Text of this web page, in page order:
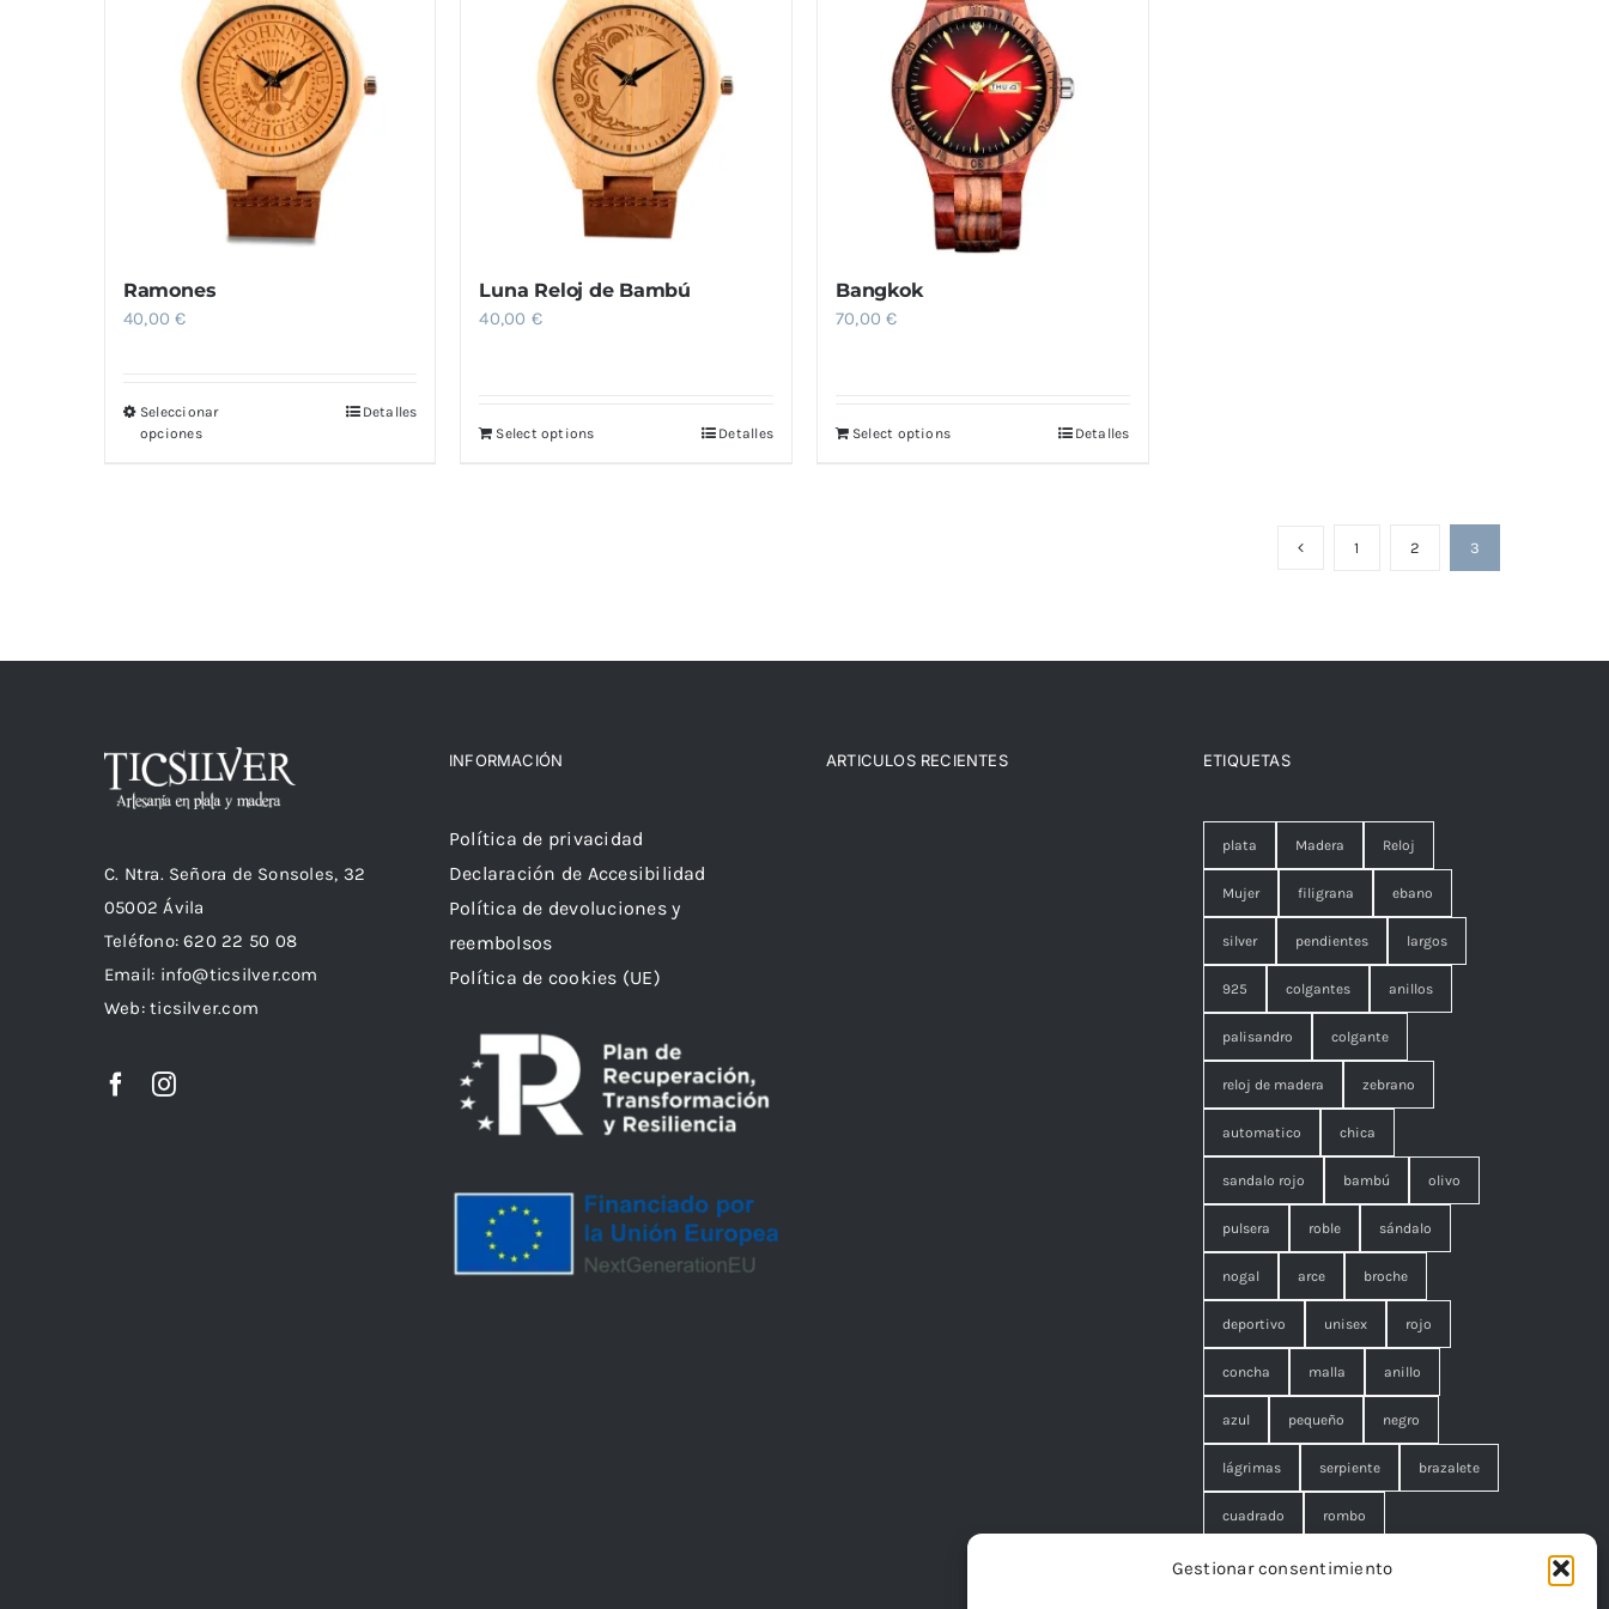
Gestionar consentimiento
Ramones
40,00€
Seleccionar
opciones
en
la
producto
Detalles
Luna Reloj de Bambú
40,00 €
Select options Detalles
Bangkok
70,00€
Select options Detalles
1 2 3
C. Ntra. Señora de Sonsoles, 32
05002 Ávila
Teléfono: 620 22 50 08
Email: info@ticsilver.com
Web: ticsilver.com
INFORMACIÓN
Política de privacidad
Declaración de Accesibilidad
Política de devoluciones y
reembolsos
Política de cookies (UE)
ARTICULOS RECIENTES ETIQUETAS
plata Madera Reloj
Mujer filigrana ebano
silver pendientes largos
925 colgantes anillos
palisandro colgante
reloj de madera zebrano
automatico chica
sandalo rojo bambú olivo
pulsera roble sándalo
nogal arce broche
deportivo unisex rojo
concha malla anillo
azul pequeño negro
lágrimas serpiente brazalete
cuadrado rombo
filigrana. broche cisne